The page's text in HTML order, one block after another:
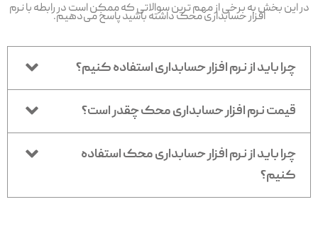
در این بخش به برخی از مهم ترین سوالاتی که ممکن است در رابطه با نرم
افزار حسابداری محک داشته باشید پاسخ می‌دهیم.
چرا باید از نرم افزار حسابداری استفاده کنیم؟
قیمت نرم افزار حسابداری محک چقدر است؟
چرا باید از نرم افزار حسابداری محک استفاده
کنیم؟